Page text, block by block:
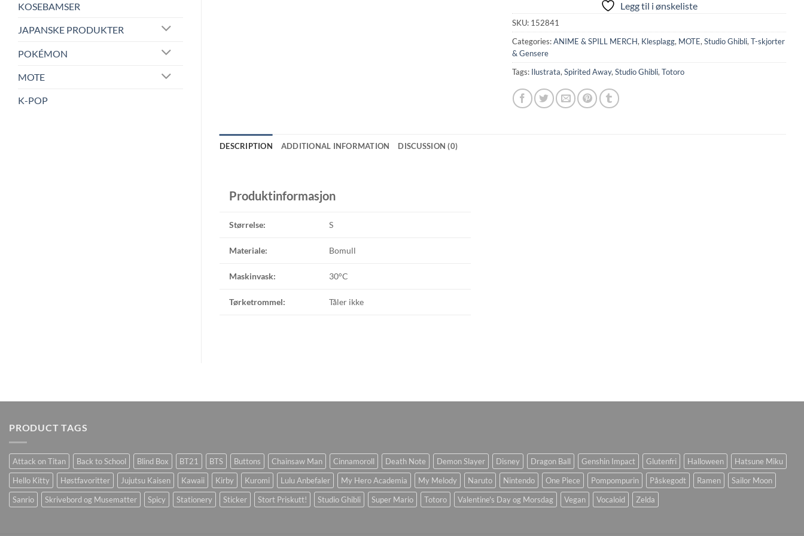
KOSEBAMSER
JAPANSKE PRODUKTER
POKÉMON
MOTE
K-POP
Legg til i ønskeliste
SKU: 152841
Categories:ANIME & SPILL MERCH, Klesplagg, MOTE,Studio Ghibli,T-skjorter
& Gensere
Tags: Ilustrata,Spirited Away,Studio Ghibli,Totoro
DESCRIPTION ADDITIONAL INFORMATION DISCUSSION (0)
Produktinformasjon
Størrelse: S
Materiale: Bomull
Maskinvask: 30°C
Tørketrommel: Tåler ikke
PRODUCT TAGS
Attack on Titan Back to School Blind Box BT21 BTS Buttons Chainsaw Man Cinnamoroll Death Note Demon Slayer Disney Dragon Ball Genshin Impact Glutenfri Halloween
Hatsune Miku
Hello Kitty
Høstfavoritter Jujutsu Kaisen Kawaii Kirby Kuromi Lulu Anbefaler My Hero Academia My Melody Naruto Nintendo One Piece Pompompurin Påskegodt Ramen
Sailor Moon
Sanrio
Skrivebord og Musematter Spicy Stationery Sticker Stort Priskutt! Studio Ghibli Super Mario Totoro Valentine's Day og Morsdag Vegan Vocaloid Zelda